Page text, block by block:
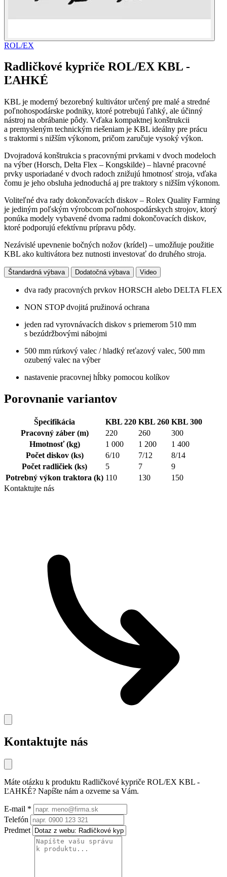
ROL/EX
Radličkové kypriče ROL/EX KBL -
ĽAHKÉ
KBL je moderný bezorebný kultivátor určený pre malé a stredné
poľnohospodárske podniky, ktoré potrebujú ľahký, ale účinný
nástroj na obrábanie pôdy. Vďaka kompaktnej konštrukcii
a premysleným technickým riešeniam je KBL ideálny pre prácu
s traktormi s nižším výkonom, pričom zaručuje vysoký výkon.
Dvojradová konštrukcia s pracovnými prvkami v dvoch modeloch
na výber (Horsch, Delta Flex – Kongskilde) – hlavné pracovné
prvky usporiadané v dvoch radoch znižujú hmotnosť stroja, vďaka
čomu je jeho obsluha jednoduchá aj pre traktory s nižším výkonom.
Voliteľné dva rady dokončovacích diskov – Rolex Quality Farming
je jediným poľským výrobcom poľnohospodárskych strojov, ktorý
ponúka modely vybavené dvoma radmi dokončovacích diskov,
ktoré podporujú efektívnu prípravu pôdy.
Nezávislé upevnenie bočných nožov (krídel) – umožňuje použitie
KBL ako kultivátora bez nutnosti investovať do druhého stroja.
Štandardná výbava Dodatočná výbava Video
dva rady pracovných prvkov HORSCH alebo DELTA FLEX
NON STOP dvojitá pružinová ochrana
jeden rad vyrovnávacích diskov s priemerom 510 mm
s bezúdržbovými nábojmi
500 mm rúrkový valec / hladký reťazový valec, 500 mm
ozubený valec na výber
nastavenie pracovnej hĺbky pomocou kolíkov
Porovnanie variantov
Špecifikácia KBL 220 KBL 260 KBL 300
Pracovný záber (m) 220 260
300
Hmotnosť(kg) 1 000 1 200
1 400
Počet diskov (ks) 6/10 7/12
8/14
Počet radličiek (ks) 5 7
9
Potrebný výkon traktora (k) 110 130
150
Kontaktujte nás
Kontaktujte nás
Máte otázku k produktu Radličkové kypriče ROL/EX KBL -
ĽAHKÉ? Napíšte nám a ozveme sa Vám.
E-mail *
Telefón
Predmet